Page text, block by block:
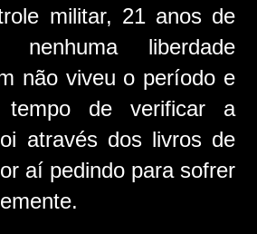
militar, 21 anos de
nenhuma liberdade
não viveu o período e
tempo de verificar a
através dos livros de
aí pedindo para sofrer